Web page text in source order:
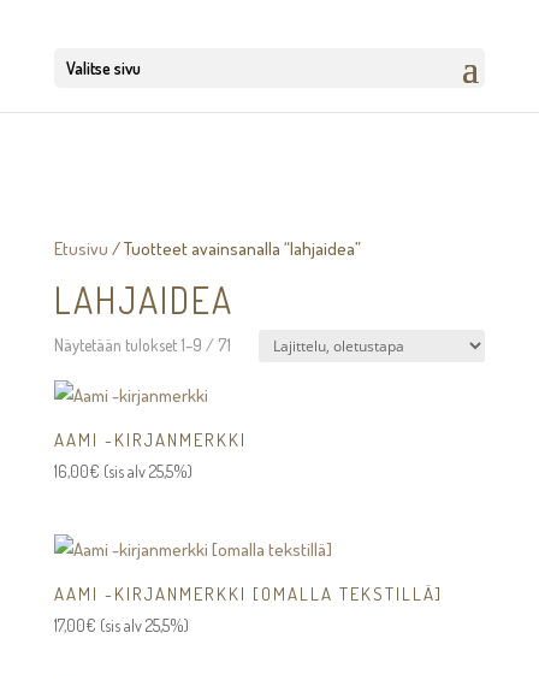
Valitse sivu
Etusivu / Tuotteet avainsanalla “lahjaidea”
LAHJAIDEA
Näytetään tulokset 1–9 / 71
AAMI -KIRJANMERKKI
16,00€ (sis alv 25,5%)
AAMI -KIRJANMERKKI [OMALLA TEKSTILLÄ]
17,00€ (sis alv 25,5%)